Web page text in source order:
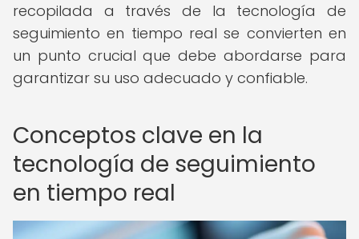
recopilada a través de la tecnología de
seguimiento en tiempo real se convierten en
un punto crucial que debe abordarse para
garantizar su uso adecuado y confiable.
Conceptos clave en la
tecnología de seguimiento
en tiempo real